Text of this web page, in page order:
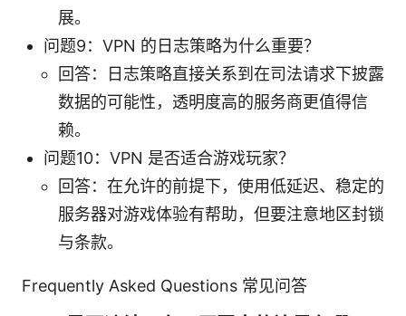
展。
问题9：VPN 的日志策略为什么重要？
回答：日志策略直接关系到在司法请求下披露
数据的可能性，透明度高的服务商更值得信
赖。
问题10：VPN 是否适合游戏玩家？
回答：在允许的前提下，使用低延迟、稳定的
服务器对游戏体验有帮助，但要注意地区封锁
与条款。
Frequently Asked Questions 常见问答